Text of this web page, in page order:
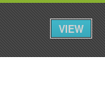
Iniciar Sessão
VIEW